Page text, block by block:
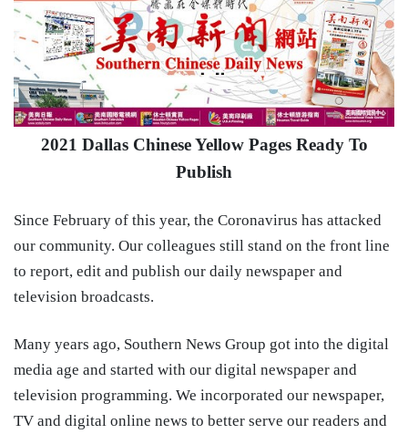
2021 Dallas Chinese Yellow Pages Ready To
Publish
Since February of this year, the Coronavirus has attacked
our community. Our colleagues still stand on the front line
to report, edit and publish our daily newspaper and
television broadcasts.
Many years ago, Southern News Group got into the digital
media age and started with our digital newspaper and
television programming. We incorporated our newspaper,
TV and digital online news to better serve our readers and